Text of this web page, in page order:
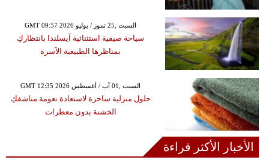
GMT 09:57 2026 السبت ,25 تموز / يوليو
سياحة صيفية استثنائية آيسلندا بانتظاركِ
بمناظرها الطبيعية الآسرة
GMT 12:35 2026 السبت ,01 آب / أغسطس
حلول منزلية ساحرة لاستعادة نعومة مناشفكِ
الخشنة بدون معطرات
الأخبار الأكثر قراءة